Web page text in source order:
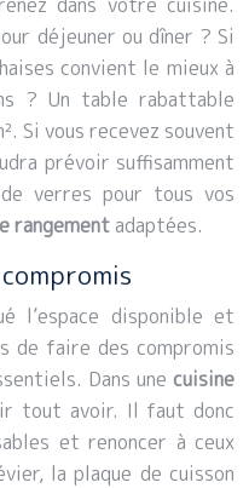
déjeuner ou dîner ? Si
convient le mieux à
? Un table rabattable
Si vous recevez souvent
prévoir suffisamment
verres pour tous vos
rangement adaptées.
l’espace disponible et
de faire des compromis
Dans une cuisine
tout avoir. Il faut donc
et renoncer à ceux
la plaque de cuisson